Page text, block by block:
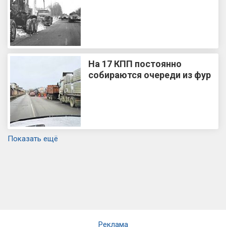
На 17 КПП постоянно
собираются очереди из фур
Показать ещё
Реклама